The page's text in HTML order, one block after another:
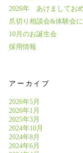
2026年 あけましてお
爪切り相談会&体験会
10月のお誕生会
採用情報
アーカイブ
2026年5月
2026年1月
2025年3月
2024年10月
2024年8月
2024年6月